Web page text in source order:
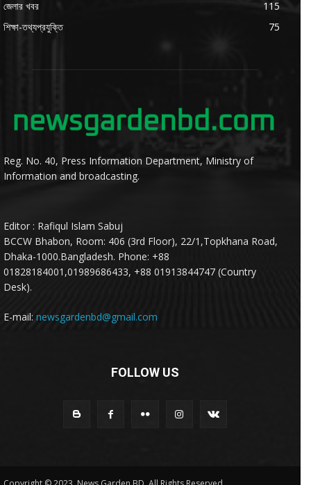
জেলার খবর
115
শিক্ষা-তথ্যপ্রযুক্তি
75
Reg. No. 40, Press Information Department, Ministry of
Information and broadcasting.
Editor : Rafiqul Islam Sabuj
BCCW Bhabon, Room: 406 (3rd Floor), 22/1,Topkhana Road,
Dhaka-1000.Bangladesh. Phone: +88
01828184001,01989686433, +88 01913844747 (Country
Desk).
E-mail: newsgardenbd@gmail.com
FOLLOW US